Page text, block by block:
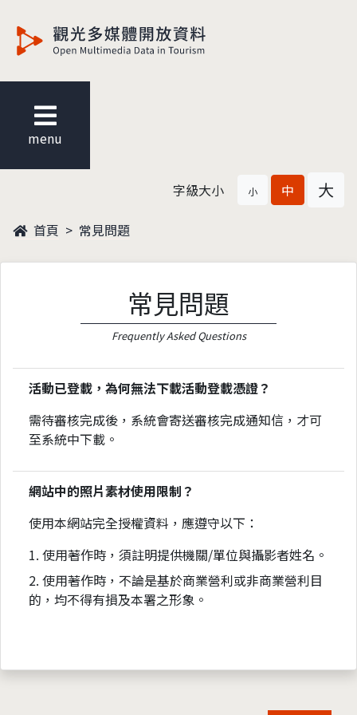
menu
字級大小 小 中 大
首頁 常見問題
常見問題
Frequently Asked Questions
活動已登載，為何無法下載活動登載憑證？
需待審核完成後，系統會寄送審核完成通知信，才可
至系統中下載。
網站中的照片素材使用限制？
使用本網站完全授權資料，應遵守以下：
1. 使用著作時，須註明提供機關/單位與攝影者姓名。
2. 使用著作時，不論是基於商業營利或非商業營利目
的，均不得有損及本署之形象。